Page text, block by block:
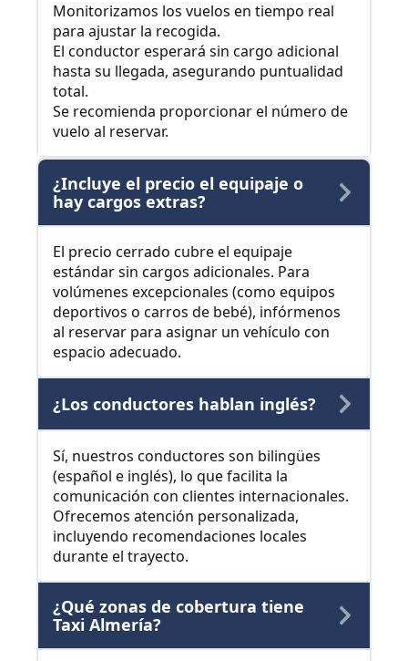
Monitorizamos los vuelos en tiempo real
para ajustar la recogida.
El conductor esperará sin cargo adicional
hasta su llegada, asegurando puntualidad
total.
Se recomienda proporcionar el número de
vuelo al reservar.
¿Incluye el precio el equipaje o
hay cargos extras?
El precio cerrado cubre el equipaje
estándar sin cargos adicionales. Para
volúmenes excepcionales (como equipos
deportivos o carros de bebé), infórmenos
al reservar para asignar un vehículo con
espacio adecuado.
¿Los conductores hablan inglés?
Sí, nuestros conductores son bilingües
(español e inglés), lo que facilita la
comunicación con clientes internacionales.
Ofrecemos atención personalizada,
incluyendo recomendaciones locales
durante el trayecto.
¿Qué zonas de cobertura tiene
Taxi Almería?